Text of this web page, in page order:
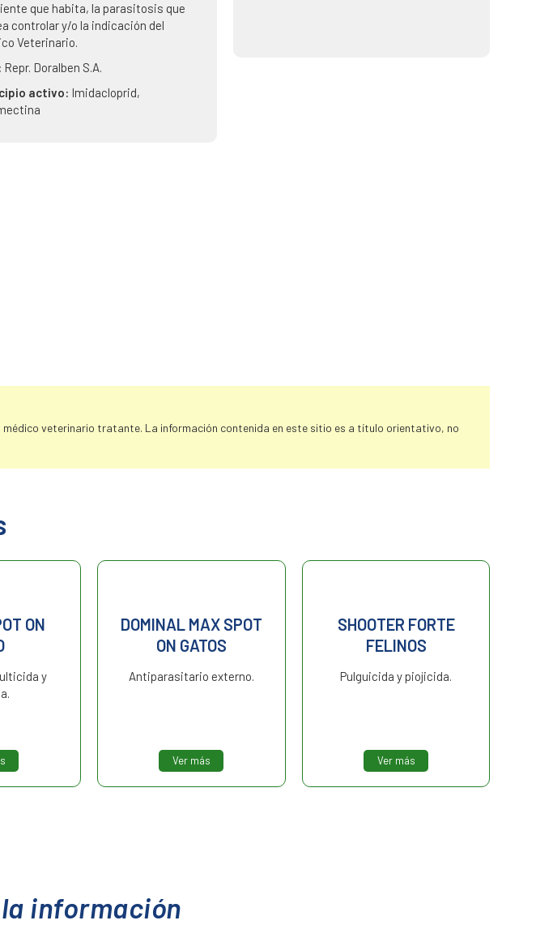
que habita, la parasitosis que
controlar y/o la indicación del
Veterinario.
Repr. Doralben S.A.
activo: Imidacloprid,
veterinario tratante. La información contenida en este sitio es a título orientativo, no
ON
y
DOMINAL MAX SPOT
ON GATOS
Antiparasitario externo.
Ver más
SHOOTER FORTE
FELINOS
Pulguicida y piojicida.
Ver más
información